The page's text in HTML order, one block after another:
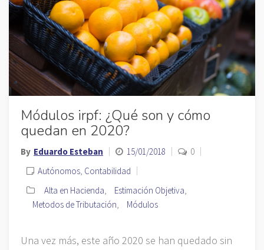
Módulos irpf: ¿Qué son y cómo
quedan en 2020?
By Eduardo Esteban 15/01/2018
0
Autónomos, Contabilidad
Alta en Hacienda, Estimación Objetiva,
Metodos de Tributación, Módulos
Una vez más, este año 2020 se han quedado sin